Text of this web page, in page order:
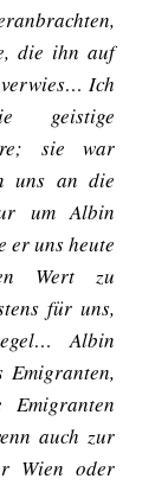
die ihn auf
Ich
geistige
sie war
uns an die
um Albin
er uns heute
Wert zu
für uns,
Albin
auch zur
Wien oder